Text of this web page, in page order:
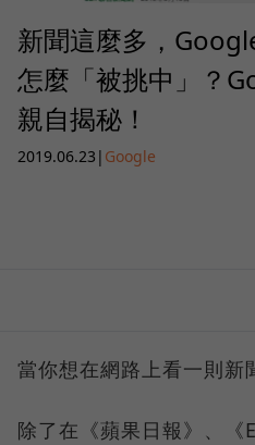
新聞這麼多，
怎麼「被挑中」？
親自揭秘！
2019.06.23 | Google
當你想在網路上看一則新
除了在《蘋果日報》、《